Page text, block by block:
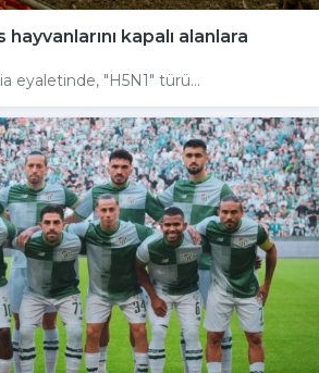
kapalı alanlara
eyaletinde, "H5N1" türü...